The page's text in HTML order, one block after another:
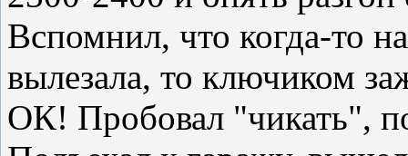
Вспомнил, что когда-то
вылезала, то ключиком
ОК! Пробовал "чикать",